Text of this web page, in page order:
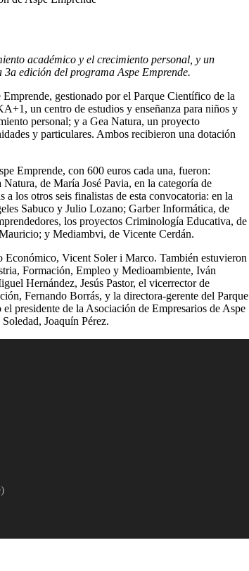
académico y el crecimiento personal, y un
edición del programa Aspe Emprende.
gestionado por el Parque Científico de la
un centro de estudios y enseñanza para niños y
personal; y a Gea Natura, un proyecto
y particulares. Ambos recibieron una dotación
Emprende, con 600 euros cada una, fueron:
de María José Pavia, en la categoría de
los otros seis finalistas de esta convocatoria: en la
Sabuco y Julio Lozano; Garber Informática, de
los proyectos Criminología Educativa, de
y Mediambvi, de Vicente Cerdán.
Vicent Soler i Marco. También estuvieron
Formación, Empleo y Medioambiente, Iván
Hernández, Jesús Pastor, el vicerrector de
Fernando Borrás, y la directora-gerente del Parque
presidente de la Asociación de Empresarios de Aspe
Joaquín Pérez.